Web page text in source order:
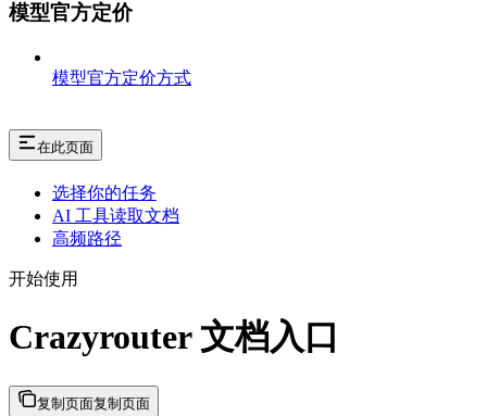
模型官方定价
模型官方定价方式
在此页面
选择你的任务
AI 工具读取文档
高频路径
开始使用
Crazyrouter 文档入口
复制页面复制页面